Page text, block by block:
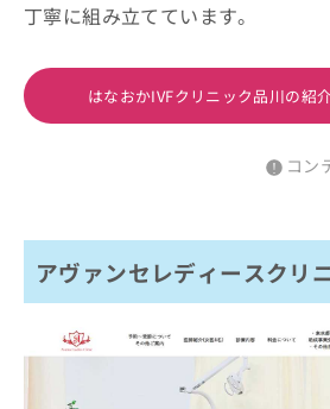
丁寧に組み立てています。
はなおかIVFクリニック品川の紹
コン
アヴァンセレディースクリ